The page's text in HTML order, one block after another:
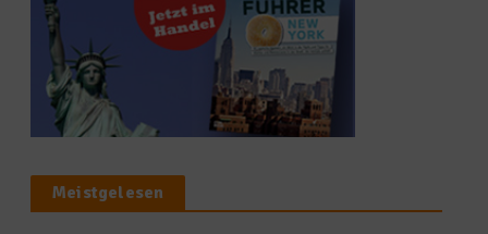
Meistgelesen